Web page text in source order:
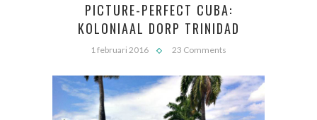
PICTURE-PERFECT CUBA:
KOLONIAAL DORP TRINIDAD
1 februari 2016 23 Comments